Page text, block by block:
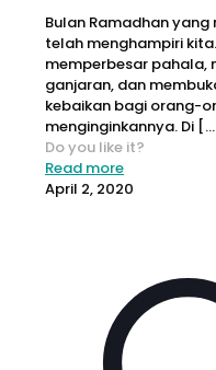
Bulan Ramadhan
telah menghampiri
memperbesar pahala,
ganjaran, dan
kebaikan bagi orang-
menginginkannya. Di
Do you like it?
Read more
April 2, 2020